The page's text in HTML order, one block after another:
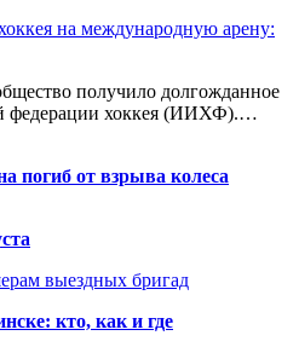
на международную арену:
получило долгожданное
федерации хоккея (ИИХФ).…
погиб от взрыва колеса
выездных бригад
кто, как и где